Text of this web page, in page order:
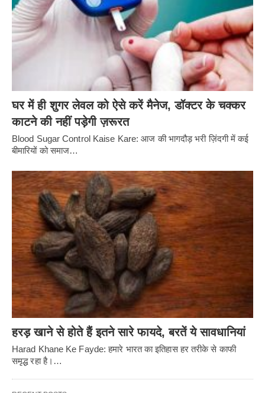
घर में ही शुगर लेवल को ऐसे करें मैनेज, डॉक्टर के चक्कर
काटने की नहीं पड़ेगी ज़रूरत
Blood Sugar Control Kaise Kare: आज की भागदौड़ भरी ज़िंदगी में कई
बीमारियों को समाज…
हरड़ खाने से होते हैं इतने सारे फायदे, बरतें ये सावधानियां
Harad Khane Ke Fayde: हमारे भारत का इतिहास हर तरीके से काफी
समृद्ध रहा है।…